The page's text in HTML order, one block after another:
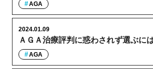
AGA
ＡＧＡ治療評判に惑わされず選ぶに
2024.01.09
AGA